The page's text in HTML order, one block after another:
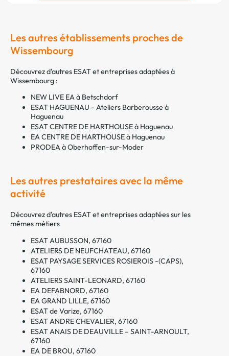
Les autres établissements proches de
Wissembourg
Découvrez d'autres ESAT et entreprises adaptées à
Wissembourg :
NEW LIVE EA à Betschdorf
ESAT HAGUENAU - Ateliers Barberousse à
Haguenau
ESAT CENTRE DE HARTHOUSE à Haguenau
EA CENTRE DE HARTHOUSE à Haguenau
PRODEA à Oberhoffen-sur-Moder
Les autres prestataires avec la même
activité
Découvrez d'autres ESAT et entreprises adaptées sur les
mêmes métiers
ESAT AUBUSSON, 67160
ATELIERS DE NEUFCHATEAU, 67160
ESAT PAYSAGE SERVICES ROSIEROIS -(CAPS),
67160
ATELIERS SAINT-LEONARD, 67160
EA DEFABNORD, 67160
EA GRAND LILLE, 67160
ESAT de Varize, 67160
ESAT ANDRE CHEVALIER, 67160
ESAT ANAIS DE DEAUVILLE – SAINT-ARNOULT,
67160
EA DE BROU, 67160